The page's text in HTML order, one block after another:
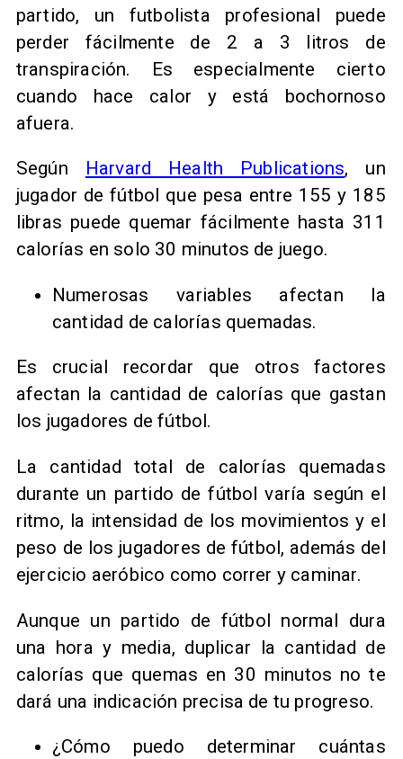
partido, un futbolista profesional puede
perder fácilmente de 2 a 3 litros de
transpiración. Es especialmente cierto
cuando hace calor y está bochornoso
afuera.
Según Harvard Health Publications, un
jugador de fútbol que pesa entre 155 y 185
libras puede quemar fácilmente hasta 311
calorías en solo 30 minutos de juego.
Numerosas variables afectan la
cantidad de calorías quemadas.
Es crucial recordar que otros factores
afectan la cantidad de calorías que gastan
los jugadores de fútbol.
La cantidad total de calorías quemadas
durante un partido de fútbol varía según el
ritmo, la intensidad de los movimientos y el
peso de los jugadores de fútbol, además del
ejercicio aeróbico como correr y caminar.
Aunque un partido de fútbol normal dura
una hora y media, duplicar la cantidad de
calorías que quemas en 30 minutos no te
dará una indicación precisa de tu progreso.
¿Cómo puedo determinar cuántas